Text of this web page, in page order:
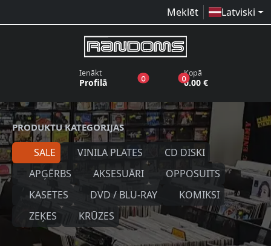
Meklēt Latviski
Ienākt
Profilā 0produkti vēlmju sarakstā
0produkti grozā
Kopā
0.00 €
PRODUKTU KATEGORIJAS
SALE VINILA PLATES
CD DISKI
APĢĒRBS
AKSESUĀRI
OPPOSUITS
KASETES
DVD / BLU-RAY
KOMIKSI
ZEĶES
KRŪZES